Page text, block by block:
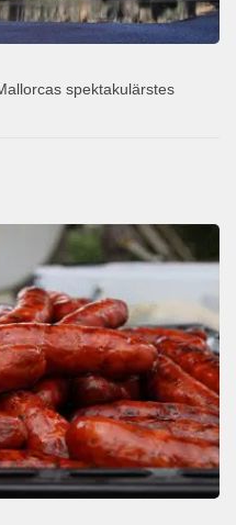
spektakulärstes